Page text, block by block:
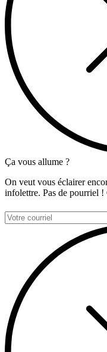
Ça vous allume ?
On veut vous éclairer
infolettre. Pas de pourriel !